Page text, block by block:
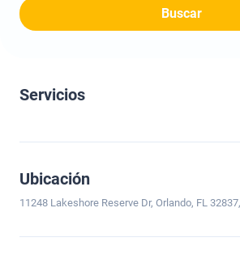
Buscar
Servicios
Ubicación
11248 Lakeshore Reserve Dr, Orlando, FL